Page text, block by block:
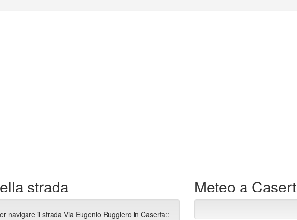
strada
navigare il strada Via Eugenio Ruggiero in Caserta::
Meteo a